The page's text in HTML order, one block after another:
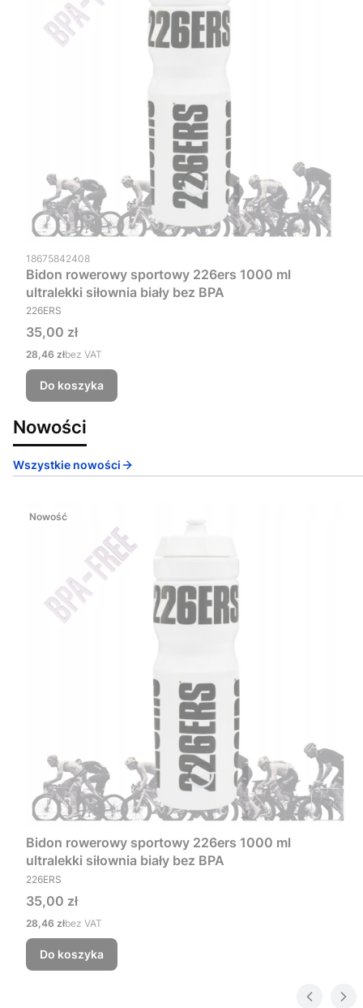
Kod produktu
18675842408
Bidon rowerowy sportowy 226ers 1000 ml
ultralekki siłownia biały bez BPA
PRODUCENT
226ERS
Cena
35,00 zł
Cena
28,46 złbez VAT
Do koszyka
Nowości
Wszystkie nowości
Nowość
Bidon rowerowy sportowy 226ers 1000 ml
ultralekki siłownia biały bez BPA
PRODUCENT
226ERS
Cena
35,00 zł
Cena
28,46 złbez VAT
Do koszyka